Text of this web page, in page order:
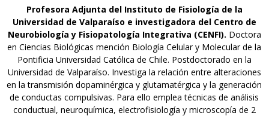
Profesora Adjunta del Instituto de Fisiología de la
Universidad de Valparaíso e investigadora del Centro de
Neurobiología y Fisiopatología Integrativa (CENFI). Doctora
en Ciencias Biológicas mención Biología Celular y Molecular de la
Pontificia Universidad Católica de Chile. Postdoctorado en la
Universidad de Valparaíso. Investiga la relación entre alteraciones
en la transmisión dopaminérgica y glutamatérgica y la generación
de conductas compulsivas. Para ello emplea técnicas de análisis
conductual, neuroquímica, electrofisiología y microscopía de 2